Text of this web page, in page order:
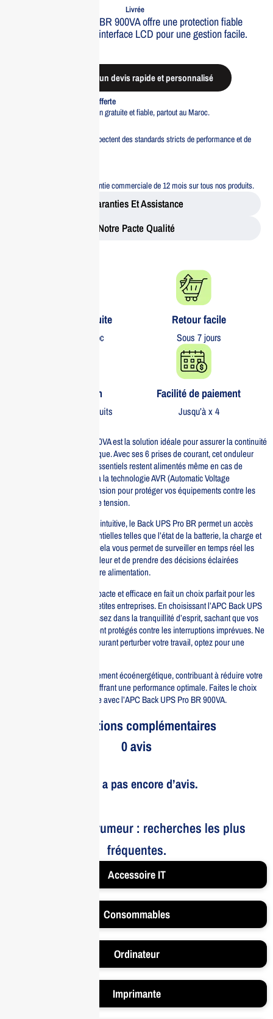
Livrée
L’APC Back UPS Pro BR 900VA offre une protection fiable
avec 6 prises, AVR et interface LCD pour une gestion facile.
Demander un devis rapide et personnalisé
Livraison standard offerte
Profitez d’une livraison gratuite et fiable, partout au Maroc.
Tous nos produits respectent des standards stricts de performance et de
Bénéficiez d’une garantie commerciale de 12 mois sur tous nos produits.
Garanties Et Assistance
Notre Pacte Qualité
Livraison gratuite​
partout au Maroc
Retour facile​
Sous 7 jours
Garantie 1 an
Sur tous nos produits
Facilité de paiement
Jusqu’à x 4
L’APC Back UPS Pro BR 900VA est la solution idéale pour assurer la continuité
de votre alimentation électrique. Avec ses 6 prises de courant, cet onduleur
garantit que vos appareils essentiels restent alimentés même en cas de
coupure de courant. Grâce à la technologie AVR (Automatic Voltage
Regulation), il stabilise la tension pour protéger vos équipements contre les
surtensions et les baisses de tension.
Équipé d’une interface LCD intuitive, le Back UPS Pro BR permet un accès
facile aux informations essentielles telles que l’état de la batterie, la charge et
la puissance consommée. Cela vous permet de surveiller en temps réel les
performances de votre onduleur et de prendre des décisions éclairées
concernant la gestion de votre alimentation.
De plus, sa conception compacte et efficace en fait un choix parfait pour les
bureaux à domicile ou les petites entreprises. En choisissant l’APC Back UPS
Pro BR 900VA, vous investissez dans la tranquillité d’esprit, sachant que vos
données et votre matériel sont protégés contre les interruptions imprévues. Ne
laissez pas une panne de courant perturber votre travail, optez pour une
Enfin, cet onduleur est également écoénergétique, contribuant à réduire votre
empreinte carbone tout en offrant une performance optimale. Faites le choix
d’une alimentation sécurisée avec l’APC Back UPS Pro BR 900VA.
Informations complémentaires
0 avis
Il n’y a pas encore d’avis.
Le bruit et la rumeur : recherches les plus
fréquentes.
Accessoire IT
Consommables
Ordinateur
Imprimante